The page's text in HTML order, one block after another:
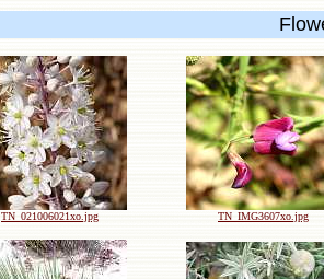
TN_021006021xo.jpg TN_IMG3607xo.jpg